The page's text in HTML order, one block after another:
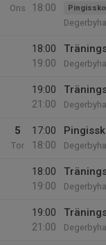
Ons
18:00
18:00
19:00
19:00
21:00
5
Tor
17:00
18:00
18:00
19:00
19:00
21:00